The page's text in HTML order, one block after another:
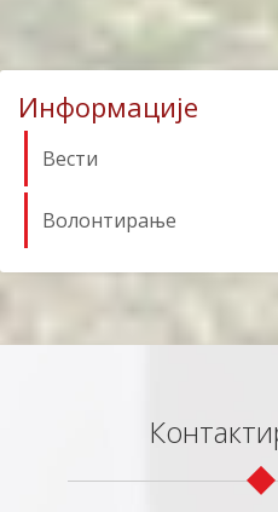
Информације
Вести
Волонтирање